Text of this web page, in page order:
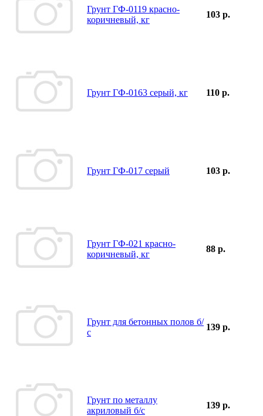
Грунт ГФ-0119 красно-
коричневый, кг
103 р.
Грунт ГФ-0163 серый, кг 110 р.
Грунт ГФ-017 серый 103 р.
Грунт ГФ-021 красно-
коричневый, кг
88 р.
Грунт для бетонных полов б/
с
139 р.
Грунт по металлу
акриловый б/с
139 р.